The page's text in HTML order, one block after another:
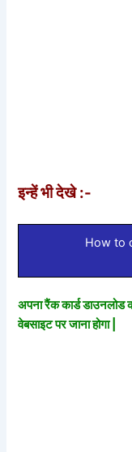
इन्हें भी देखे :-
How to
अपना रैंक कार्ड
वेबसाइट पर जाना होगा |